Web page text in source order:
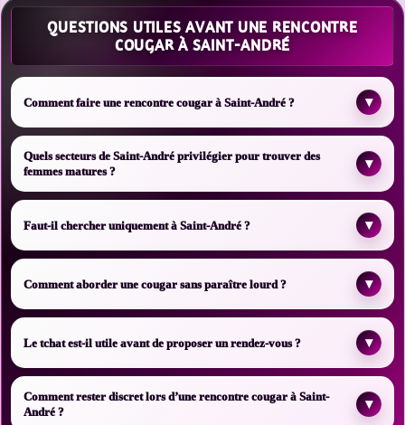
QUESTIONS UTILES AVANT UNE RENCONTRE
COUGAR À SAINT-ANDRÉ
Comment faire une rencontre cougar à Saint-André ? ▾
Quels secteurs de Saint-André privilégier pour trouver des
femmes matures ?
▾
Faut-il chercher uniquement à Saint-André ? ▾
Comment aborder une cougar sans paraître lourd ? ▾
Le tchat est-il utile avant de proposer un rendez-vous ? ▾
Comment rester discret lors d’une rencontre cougar à Saint-
André ?
▾